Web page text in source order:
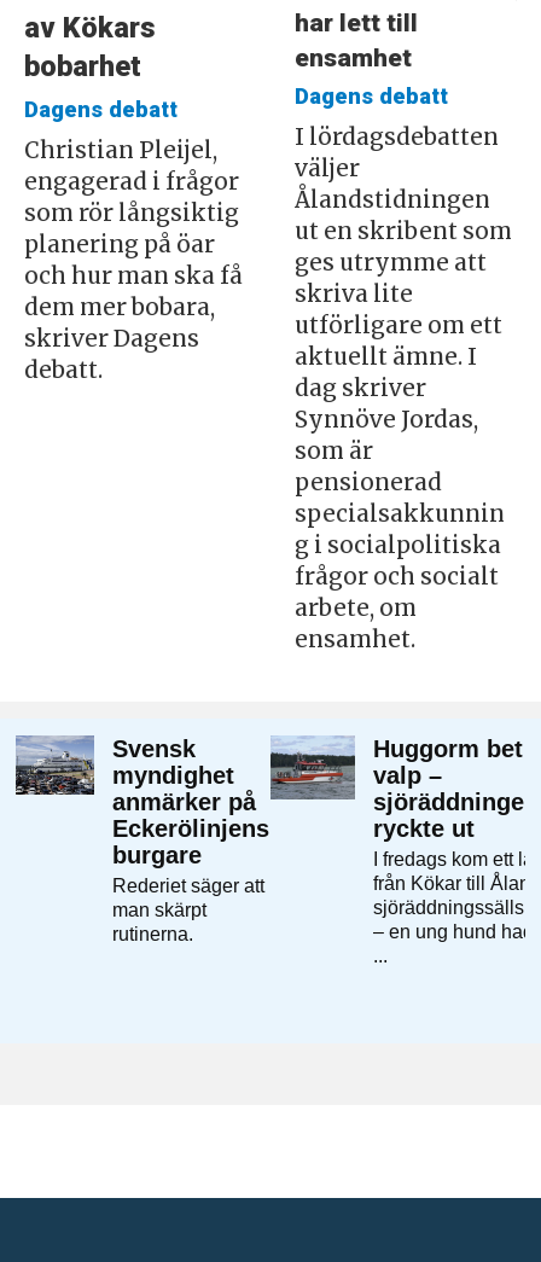
av Kökars
bobarhet
Dagens debatt
Christian Pleijel,
engagerad i frågor
som rör långsiktig
planering på öar
och hur man ska få
dem mer bobara,
skriver Dagens
debatt.
har lett till
ensamhet
Dagens debatt
I lördagsdebatten
väljer
Ålandstidningen
ut en skribent som
ges utrymme att
skriva lite
utförligare om ett
aktuellt ämne. I
dag skriver
Synnöve Jordas,
som är
pensionerad
specialsakkunnin
g i socialpolitiska
frågor och socialt
arbete, om
ensamhet.